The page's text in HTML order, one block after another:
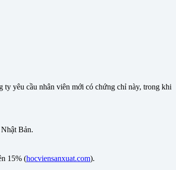
ty yêu cầu nhân viên mới có chứng chỉ này, trong khi
Bản.
15% (hocviensanxuat.com).